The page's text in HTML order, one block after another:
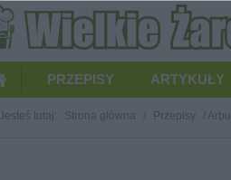
PRZEPISY ARTYKUŁY
Jesteś tutaj: Strona główna / Przepisy /